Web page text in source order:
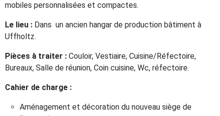
mobiles personnalisées et compactes.
Le lieu : Dans un ancien hangar de production bâtiment à
Uffholtz.
Pièces à traiter : Couloir, Vestiaire, Cuisine/Réfectoire,
Bureaux, Salle de réunion, Coin cuisine, Wc, réfectoire.
Cahier de charge :
Aménagement et décoration du nouveau siège de